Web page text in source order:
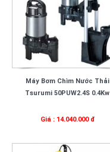
Máy Bơm Chìm Nước Thải
Tsurumi 50PUW2.4S 0.4Kw
Giá : 14.040.000 đ